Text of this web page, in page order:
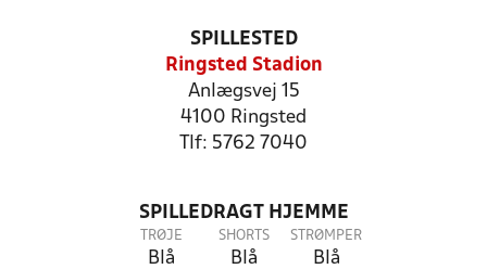
SPILLESTED
Ringsted Stadion
Anlægsvej 15
4100 Ringsted
Tlf: 5762 7040
SPILLEDRAGT HJEMME
TRØJE
Blå
SHORTS
Blå
STRØMPER
Blå